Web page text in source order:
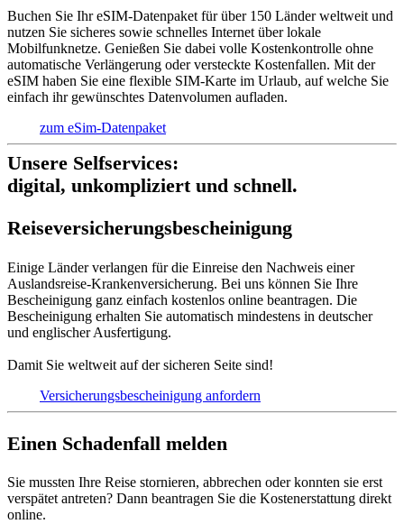
Buchen Sie Ihr eSIM-Datenpaket für über 150 Länder weltweit und
nutzen Sie sicheres sowie schnelles Internet über lokale
Mobilfunknetze. Genießen Sie dabei volle Kostenkontrolle ohne
automatische Verlängerung oder versteckte Kostenfallen. Mit der
eSIM haben Sie eine flexible SIM-Karte im Urlaub, auf welche Sie
einfach ihr gewünschtes Datenvolumen aufladen.
zum eSim-Datenpaket
Unsere Selfservices:
digital, unkompliziert und schnell.
Reise­versich­erungs­beschei­nigung
Einige Länder verlangen für die Einreise den Nachweis einer
Auslandsreise-Krankenversicherung. Bei uns können Sie Ihre
Bescheinigung ganz einfach kostenlos online beantragen. Die
Bescheinigung erhalten Sie automatisch mindestens in deutscher
und englischer Ausfertigung.
Damit Sie weltweit auf der sicheren Seite sind!
Versicherungs­bescheinigung anfordern
Einen Schadenfall melden
Sie mussten Ihre Reise stornieren, abbrechen oder konnten sie erst
verspätet antreten? Dann beantragen Sie die Kostenerstattung direkt
online.